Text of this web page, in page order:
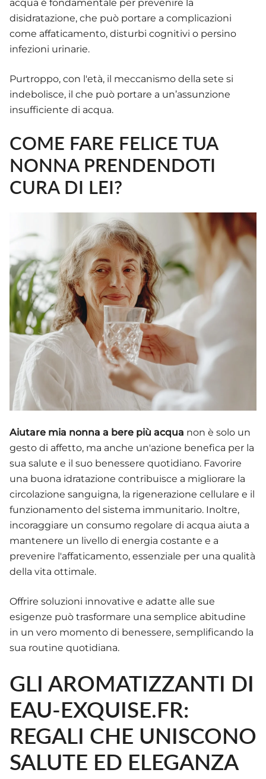
acqua è fondamentale per prevenire la
disidratazione, che può portare a complicazioni
come affaticamento, disturbi cognitivi o persino
infezioni urinarie.
Purtroppo, con l'età, il meccanismo della sete si
indebolisce, il che può portare a un’assunzione
insufficiente di acqua.
COME FARE FELICE TUA
NONNA PRENDENDOTI
CURA DI LEI?
Aiutare mia nonna a bere più acqua non è solo un
gesto di affetto, ma anche un'azione benefica per la
sua salute e il suo benessere quotidiano. Favorire
una buona idratazione contribuisce a migliorare la
circolazione sanguigna, la rigenerazione cellulare e il
funzionamento del sistema immunitario. Inoltre,
incoraggiare un consumo regolare di acqua aiuta a
mantenere un livello di energia costante e a
prevenire l'affaticamento, essenziale per una qualità
della vita ottimale.
Offrire soluzioni innovative e adatte alle sue
esigenze può trasformare una semplice abitudine
in un vero momento di benessere, semplificando la
sua routine quotidiana.
GLI AROMATIZZANTI DI
EAU-EXQUISE.FR:
REGALI CHE UNISCONO
SALUTE ED ELEGANZA